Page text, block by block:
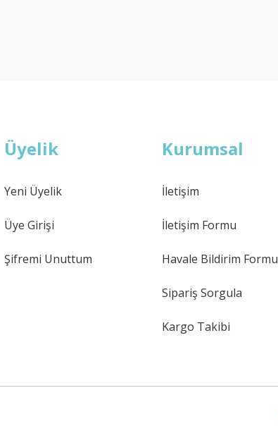
Üyelik
Yeni Üyelik
Üye Girişi
Şifremi Unuttum
Kurumsal
İletişim
İletişim Formu
Havale Bildirim Formu
Sipariş Sorgula
Kargo Takibi